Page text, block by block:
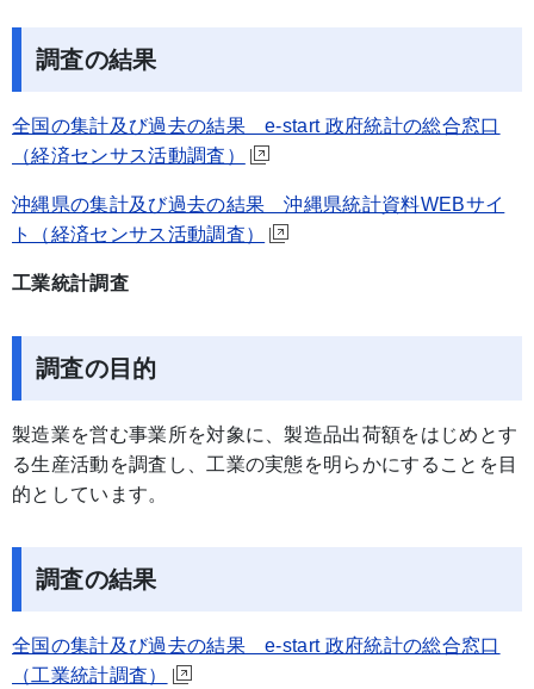
調査の結果
全国の集計及び過去の結果 e-start 政府統計の総合窓口
（経済センサス活動調査）
沖縄県の集計及び過去の結果 沖縄県統計資料WEBサイ
ト（経済センサス活動調査）
工業統計調査
調査の目的
製造業を営む事業所を対象に、製造品出荷額をはじめとす
る生産活動を調査し、工業の実態を明らかにすることを目
的としています。
調査の結果
全国の集計及び過去の結果 e-start 政府統計の総合窓口
（工業統計調査）